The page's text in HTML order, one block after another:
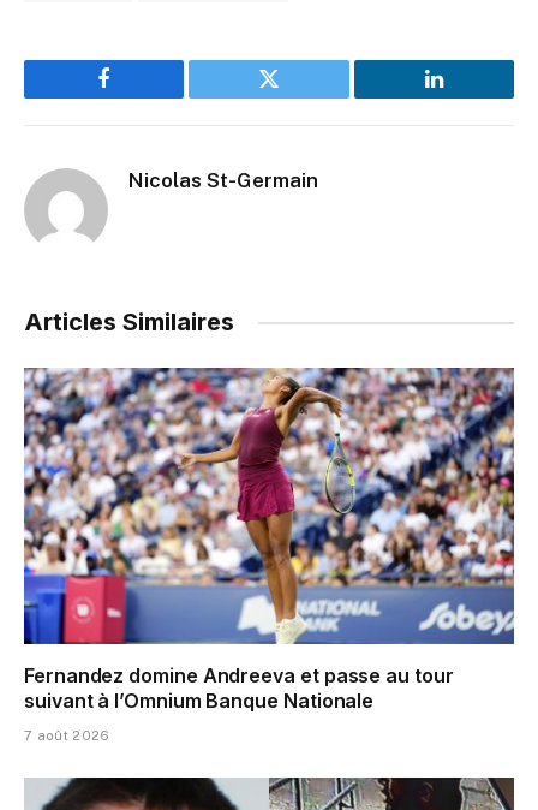
Facebook Twitter LinkedIn
Nicolas St-Germain
Articles Similaires
Fernandez domine Andreeva et passe au tour
suivant à l’Omnium Banque Nationale
7 août 2026